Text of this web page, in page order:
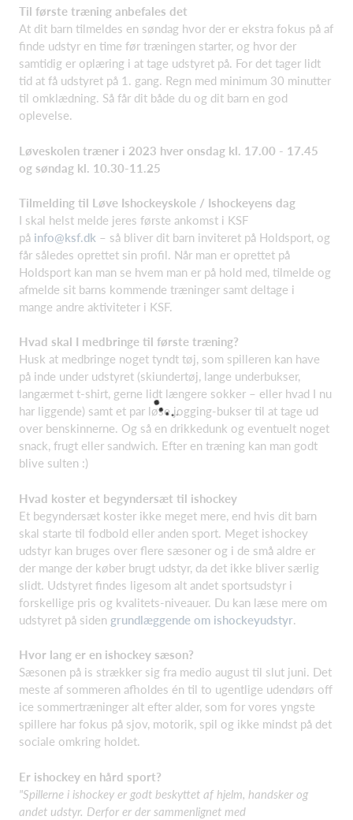
Til første træning anbefales det
At dit barn tilmeldes en søndag hvor der er ekstra fokus på af
finde udstyr en time før træningen starter, og hvor der
samtidig er oplæring i at tage udstyret på. For det tager lidt
tid at få udstyret på 1. gang. Regn med minimum 30 minutter
til omklædning. Så får dit både du og dit barn en god
oplevelse.
Løveskolen træner i 2023 hver onsdag kl. 17.00 - 17.45
og søndag kl. 10.30-11.25
Tilmelding til Løve Ishockeyskole / Ishockeyens dag
I skal helst melde jeres første ankomst i KSF
på info@ksf.dk – så bliver dit barn inviteret på Holdsport, og
får således oprettet sin profil. Når man er oprettet på
Holdsport kan man se hvem man er på hold med, tilmelde og
afmelde sit barns kommende træninger samt deltage i
mange andre aktiviteter i KSF.
Hvad skal I medbringe til første træning?
Husk at medbringe noget tyndt tøj, som spilleren kan have
på inde under udstyret (skiundertøj, lange underbukser,
langærmet t-shirt, gerne lidt længere sokker – eller hvad I nu
har liggende) samt et par løse jogging-bukser til at tage ud
over benskinnerne. Og så en drikkedunk og eventuelt noget
snack, frugt eller sandwich. Efter en træning kan man godt
blive sulten :)
Hvad koster et begyndersæt til ishockey
Et begyndersæt koster ikke meget mere, end hvis dit barn
skal starte til fodbold eller anden sport. Meget ishockey
udstyr kan bruges over flere sæsoner og i de små aldre er
der mange der køber brugt udstyr, da det ikke bliver særlig
slidt. Udstyret findes ligesom alt andet sportsudstyr i
forskellige pris og kvalitets-niveauer. Du kan læse mere om
udstyret på siden grundlæggende om ishockeyudstyr
Hvor lang er en ishockey sæson?
Sæsonen på is strækker sig fra medio august til slut juni. Det
meste af sommeren afholdes én til to ugentlige udendørs off
ice sommertræninger alt efter alder, som for vores yngste
spillere har fokus på sjov, motorik, spil og ikke mindst på det
sociale omkring holdet.
Er ishockey en hård sport?
"Spillerne i ishockey er godt beskyttet af hjelm, handsker og
andet udstyr. Derfor er der sammenlignet med